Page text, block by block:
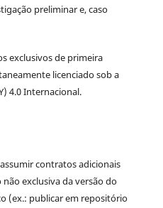
preliminar e, caso
exclusivos de primeira
licenciado sob a
4.0 Internacional.
contratos adicionais
exclusiva da versão do
(ex.: publicar em repositório